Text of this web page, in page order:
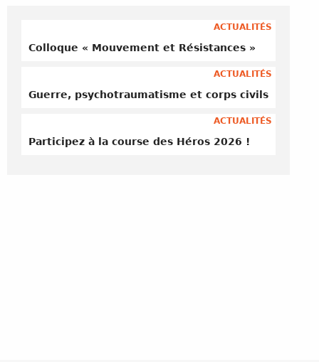
ACTUALITÉS
Colloque « Mouvement et Résistances »
ACTUALITÉS
Guerre, psychotraumatisme et corps civils
ACTUALITÉS
Participez à la course des Héros 2026 !